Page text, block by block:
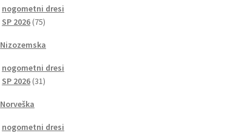
nogometni dresi
SP 2026 7575
Nizozemska
nogometni dresi
SP 2026 3131
Norveška
nogometni dresi